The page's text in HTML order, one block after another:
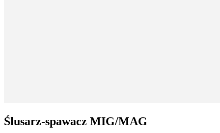
Ślusarz-spawacz MIG/MAG